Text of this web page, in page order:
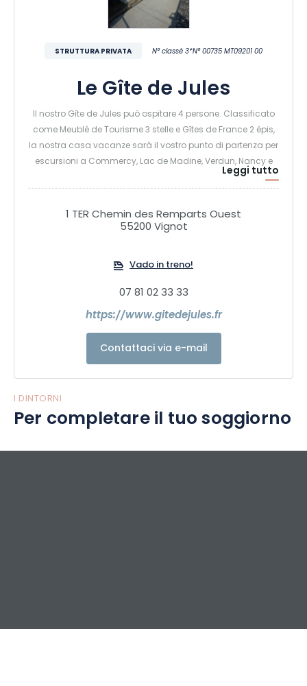
STRUTTURA PRIVATA N° classé 3*N° 00735 MT09201 00
Le Gîte de Jules
Il nostro Gîte de Jules può ospitare 4 persone. Classificato
come Meublé de Tourisme 3 stelle e Gîtes de France 2 épis,
la nostra casa vacanze sarà il vostro punto di partenza per
escursioni a Commercy, Lac de Madine, Verdun, Nancy e
Metz. Circondato da colline boscose, il Gîte de Jules gode
campagna incontaminata per una pausa rilassante.
Leggi tutto
1 TER Chemin des Remparts Ouest
55200 Vignot
Vado in treno!
07 81 02 33 33
https://www.gitedejules.fr
Contattaci via e-mail
I DINTORNI
Per completare il tuo soggiorno